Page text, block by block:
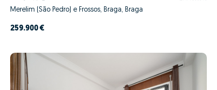
Merelim (São Pedro) e Frossos, Braga, Braga
259.900 €